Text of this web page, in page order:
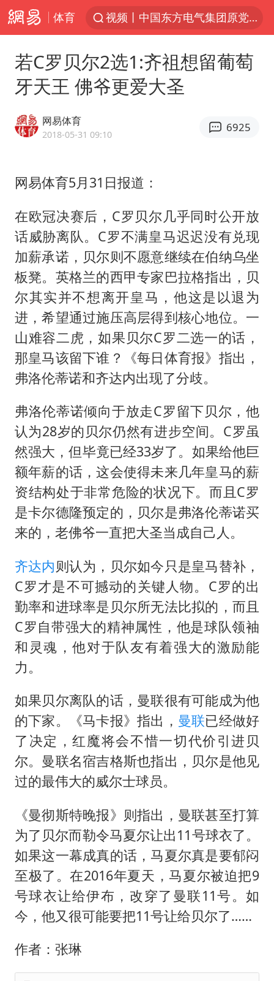
体育
视频丨中国东方电气集团原党组副书记、董事宋致远被查
杭州全市有序停课
直击东北超：哈尔滨vs通辽
香港宏福苑火灾或由烟头引起
郑丽文：台湾从来没有“独立”过
几元成本的AI广告导致千万市值蒸发
浙江台州《告全体市民书》
酒店回应车内过夜被收150元
梁家辉百花奖演讲落泪
人民的健康、体质、幸福一脉相承
若C罗贝尔2选1:齐祖想留葡萄
牙天王 佛爷更爱大圣
网易体育
2018-05-31 09:10
6925
网易体育5月31日报道：
在欧冠决赛后，C罗贝尔几乎同时公开放
话威胁离队。C罗不满皇马迟迟没有兑现
加薪承诺，贝尔则不愿意继续在伯纳乌坐
板凳。英格兰的西甲专家巴拉格指出，贝
尔其实并不想离开皇马，他这是以退为
进，希望通过施压高层得到核心地位。一
山难容二虎，如果贝尔C罗二选一的话，
那皇马该留下谁？《每日体育报》指出，
弗洛伦蒂诺和齐达内出现了分歧。
弗洛伦蒂诺倾向于放走C罗留下贝尔，他
认为28岁的贝尔仍然有进步空间。C罗虽
然强大，但毕竟已经33岁了。如果给他巨
额年薪的话，这会使得未来几年皇马的薪
资结构处于非常危险的状况下。而且C罗
是卡尔德隆预定的，贝尔是弗洛伦蒂诺买
来的，老佛爷一直把大圣当成自己人。
齐达内则认为，贝尔如今只是皇马替补，
C罗才是不可撼动的关键人物。C罗的出
勤率和进球率是贝尔所无法比拟的，而且
C罗自带强大的精神属性，他是球队领袖
和灵魂，他对于队友有着强大的激励能
力。
如果贝尔离队的话，曼联很有可能成为他
的下家。《马卡报》指出， 曼联已经做好
了决定，红魔将会不惜一切代价引进贝
尔。曼联名宿吉格斯也指出，贝尔是他见
过的最伟大的威尔士球员。
《曼彻斯特晚报》则指出，曼联甚至打算
为了贝尔而勒令马夏尔让出11号球衣了。
如果这一幕成真的话，马夏尔真是要郁闷
至极了。在2016年夏天，马夏尔被迫把9
号球衣让给伊布，改穿了曼联11号。如
今，他又很可能要把11号让给贝尔了……
作者：张琳